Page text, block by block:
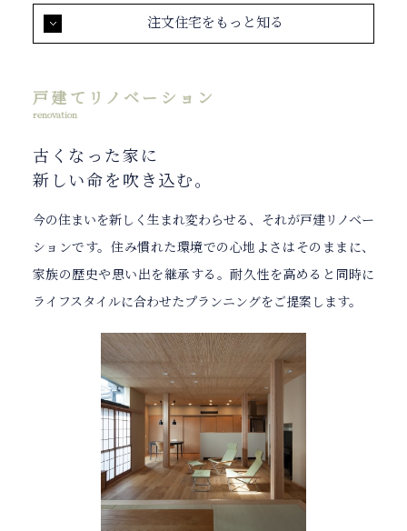
注文住宅をもっと知る
戸建てリノベーション
renovation
古くなった家に
新しい命を吹き込む。
今の住まいを新しく生まれ変わらせる、それが戸建リノベー
ションです。住み慣れた環境での心地よさはそのままに、
家族の歴史や思い出を継承する。耐久性を高めると同時に
ライフスタイルに合わせたプランニングをご提案します。